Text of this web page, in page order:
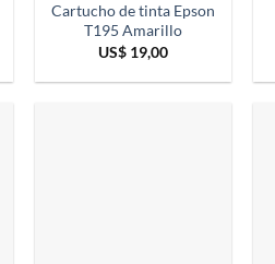
Cartucho de tinta Epson
T195 Amarillo
US$ 19,00